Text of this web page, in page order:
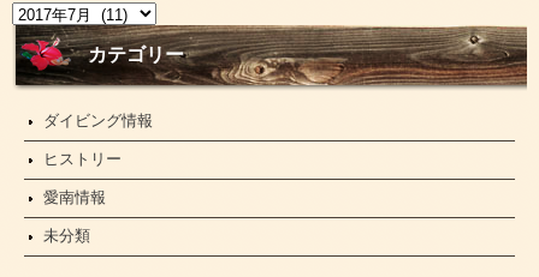
ニ
ュ
ー
カテゴリー
ダイビング情報
ヒストリー
愛南情報
未分類